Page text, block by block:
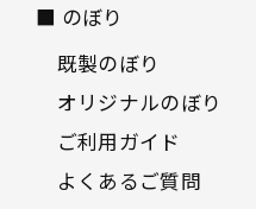
■ のぼり
既製のぼり
オリジナルのぼり
ご利用ガイド
よくあるご質問